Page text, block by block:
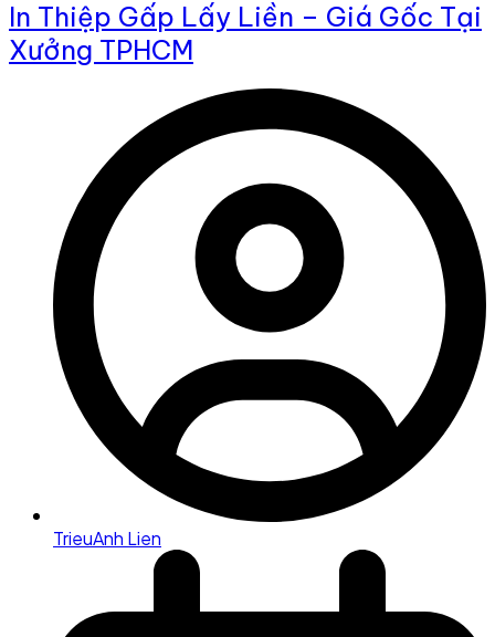
In Thiệp Gấp Lấy Liền – Giá Gốc Tại
Xưởng TPHCM
TrieuAnh Lien